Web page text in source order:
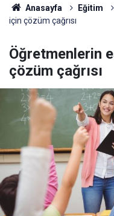
Anasayfa Eğitim
için çözüm çağrısı
Öğretmenlerin
çözüm çağrısı